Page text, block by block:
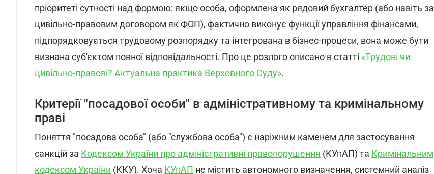
пріоритеті сутності над формою: якщо особа, оформлена як рядовий бухгалтер (або навіть за
цивільно-правовим договором як ФОП), фактично виконує функції управління фінансами,
підпорядковується трудовому розпорядку та інтегрована в бізнес-процеси, вона може бути
визнана суб'єктом повної відповідальності. Про це розлого описано в статті «Трудові чи
цивільно-правові? Актуальна практика Верховного Суду».
Критерії "посадової особи" в адміністративному та кримінальному
праві
Поняття "посадова особа" (або "службова особа") є наріжним каменем для застосування
санкцій за Кодексом України про адміністративні правопорушення (КУпАП) та Кримінальним
кодексом України (ККУ). Хоча КУпАП не містить автономного визначення, системний аналіз